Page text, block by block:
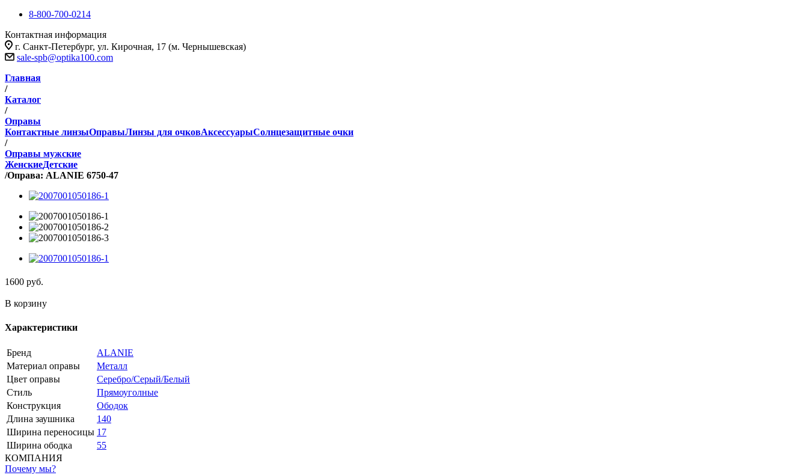
8-800-700-0214
Контактная информация
г. Санкт-Петербург, ул. Кирочная, 17 (м. Чернышевская)
sale-spb@optika100.com
Главная
/
Каталог
/
Оправы
Контактные линзыОправыЛинзы для очковАксессуарыСолнцезащитные очки
/
Оправы мужские
ЖенскиеДетские
/Оправа: ALANIE 6750-47
1600 руб.
В корзину
Характеристики
Бренд
ALANIE
Материал оправы
Металл
Цвет оправы
Серебро/Серый/Белый
Стиль
Прямоуголные
Конструкция
Ободок
Длина заушника
140
Ширина переносицы 17
Ширина ободка
55
КОМПАНИЯ
Почему мы?